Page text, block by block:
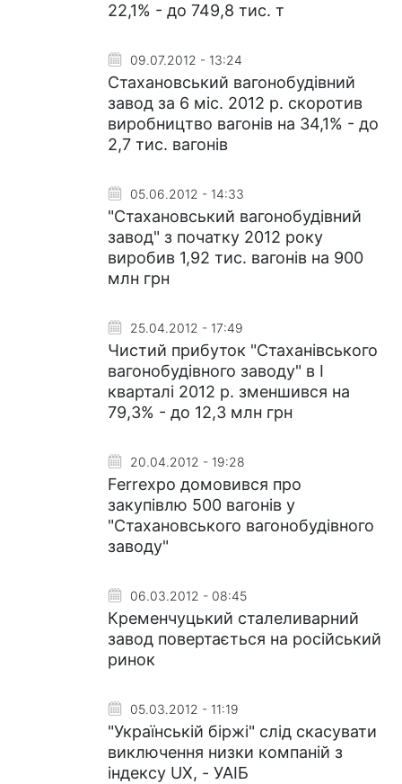
22,1% - до 749,8 тис. т
09.07.2012 - 13:24
Стахановський вагонобудівний
завод за 6 міс. 2012 р. скоротив
виробництво вагонів на 34,1% - до
2,7 тис. вагонів
05.06.2012 - 14:33
"Стахановський вагонобудівний
завод" з початку 2012 року
виробив 1,92 тис. вагонів на 900
млн грн
25.04.2012 - 17:49
Чистий прибуток "Стаханівського
вагонобудівного заводу" в І
кварталі 2012 р. зменшився на
79,3% - до 12,3 млн грн
20.04.2012 - 19:28
Ferrexpo домовився про
закупівлю 500 вагонів у
"Стахановського вагонобудівного
заводу"
06.03.2012 - 08:45
Кременчуцький сталеливарний
завод повертається на російський
ринок
05.03.2012 - 11:19
"Українській біржі" слід скасувати
виключення низки компаній з
індексу UX, - УАІБ